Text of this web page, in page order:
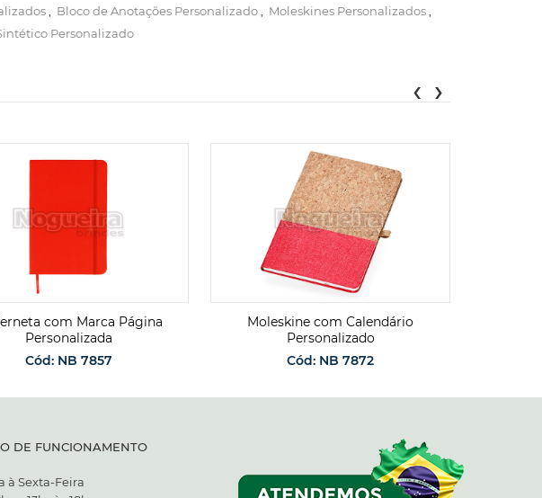
Bloco de Anotações Personalizado Moleskines Personalizados
Personalizado
com Marca Página
Personalizada
Cód: NB 7857
Moleskine com Calendário
Personalizado
Cód: NB 7872
‹ ›
DE FUNCIONAMENTO
à Sexta-Feira